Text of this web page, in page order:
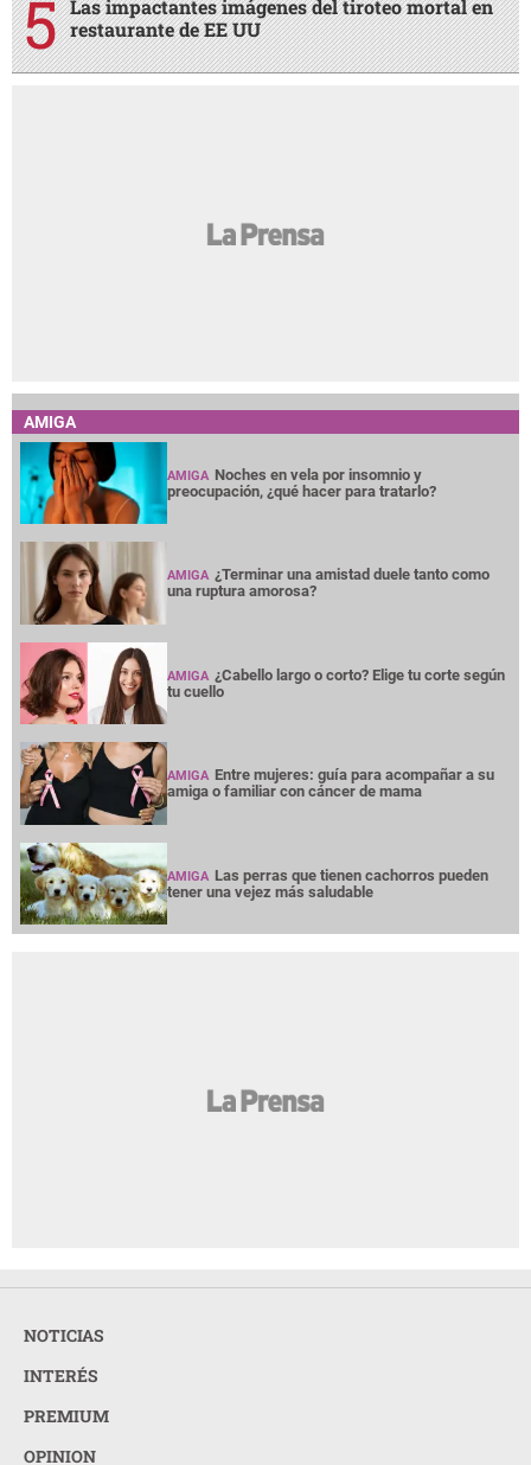
Las impactantes imágenes del tiroteo mortal en
restaurante de EE UU
AMIGA
AMIGA Noches en vela por insomnio y
preocupación, ¿qué hacer para tratarlo?
AMIGA ¿Terminar una amistad duele tanto como
una ruptura amorosa?
AMIGA ¿Cabello largo o corto? Elige tu corte según
tu cuello
AMIGA Entre mujeres: guía para acompañar a su
amiga o familiar con cáncer de mama
AMIGA Las perras que tienen cachorros pueden
tener una vejez más saludable
NOTICIAS
INTERÉS
PREMIUM
OPINION